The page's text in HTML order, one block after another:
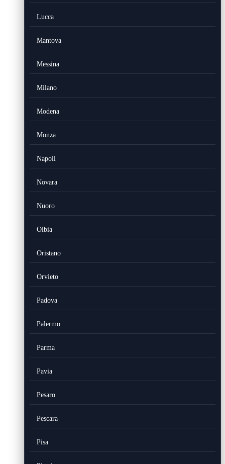
Lucca
Mantova
Messina
Milano
Modena
Monza
Napoli
Novara
Nuoro
Olbia
Oristano
Orvieto
Padova
Palermo
Parma
Pavia
Pesaro
Pescara
Pisa